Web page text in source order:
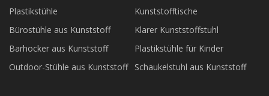
Plastikstühle
Kunststofftische
Bürostühle aus Kunststoff
Klarer Kunststoffstuhl
Barhocker aus Kunststoff
Plastikstühle für Kinder
Outdoor-Stühle aus Kunststoff
Schaukelstuhl aus Kunststoff